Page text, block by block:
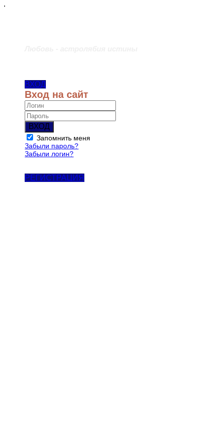
'
ВХОД
Вход на сайт
ВХОД
Запомнить меня
Забыли пароль?
Забыли логин?
РЕГИСТРАЦИЯ